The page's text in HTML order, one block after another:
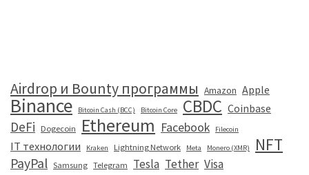
Airdrop и Bounty программы Amazon Apple
Binance Bitcoin Cash (BCC) Bitcoin Core CBDC Coinbase
DeFi Dogecoin Ethereum Facebook Filecoin
IT технологии Kraken Lightning Network Meta Monero (XMR) NFT
PayPal Samsung Telegram Tesla Tether Visa